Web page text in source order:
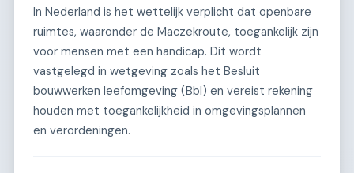
In Nederland is het wettelijk verplicht dat openbare
ruimtes, waaronder de Maczekroute, toegankelijk zijn
voor mensen met een handicap. Dit wordt
vastgelegd in wetgeving zoals het Besluit
bouwwerken leefomgeving (Bbl) en vereist rekening
houden met toegankelijkheid in omgevingsplannen
en verordeningen.